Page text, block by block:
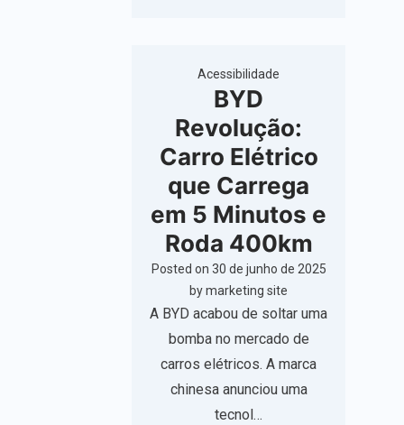
Acessibilidade
BYD
Revolução:
Carro Elétrico
que Carrega
em 5 Minutos e
Roda 400km
Posted on 30 de junho de 2025
bymarketing site
A BYD acabou de soltar uma
bomba no mercado de
carros elétricos. A marca
chinesa anunciou uma
tecnol…